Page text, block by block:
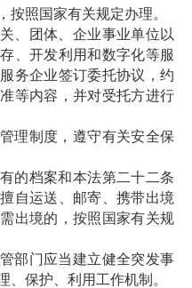
按照国家有关规定办理。
、团体、企业事业单位以
、开发利用和数字化等服
务企业签订委托协议，约
等内容，并对受托方进行
理制度，遵守有关安全保
的档案和本法第二十二条
自运送、邮寄、携带出境
出境的，按照国家有关规
部门应当建立健全突发事
、保护、利用工作机制。